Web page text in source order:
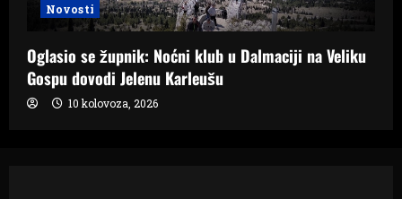
Novosti
Oglasio se župnik: Noćni klub u Dalmaciji na Veliku
Gospu dovodi Jelenu Karleušu
10 kolovoza, 2026